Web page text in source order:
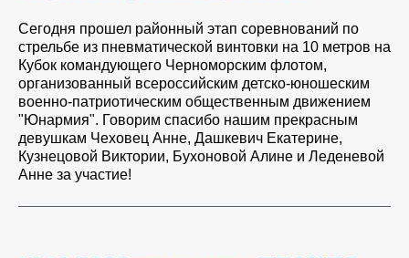
Сегодня прошел районный этап соревнований по
стрельбе из пневматической винтовки на 10 метров на
Кубок командующего Черноморским флотом,
организованный всероссийским детско-юношеским
военно-патриотическим общественным движением
"Юнармия". Говорим спасибо нашим прекрасным
девушкам Чеховец Анне, Дашкевич Екатерине,
Кузнецовой Виктории, Бухоновой Алине и Леденевой
Анне за участие!